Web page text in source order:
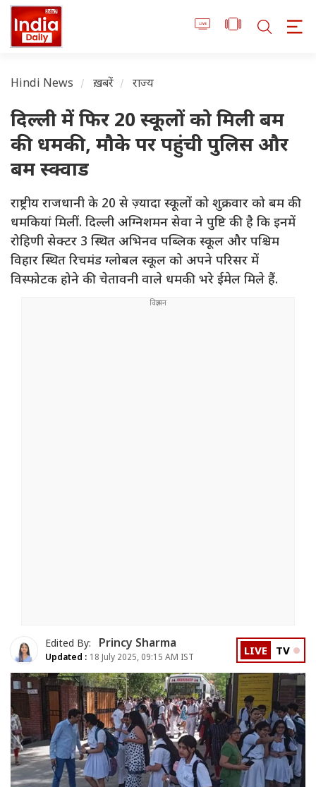
Hindi News ख़बरें राज्य
दिल्ली में फिर 20 स्कूलों को मिली बम
की धमकी, मौके पर पहुंची पुलिस और
बम स्क्वाड
राष्ट्रीय राजधानी के 20 से ज़्यादा स्कूलों को शुक्रवार को बम की
धमकियां मिलीं. दिल्ली अग्निशमन सेवा ने पुष्टि की है कि इनमें
रोहिणी सेक्टर 3 स्थित अभिनव पब्लिक स्कूल और पश्चिम
विहार स्थित रिचमंड ग्लोबल स्कूल को अपने परिसर में
विस्फोटक होने की चेतावनी वाले धमकी भरे ईमेल मिले हैं.
Edited By: Princy Sharma
Updated : 18 July 2025, 09:15 AM IST LIVE TV